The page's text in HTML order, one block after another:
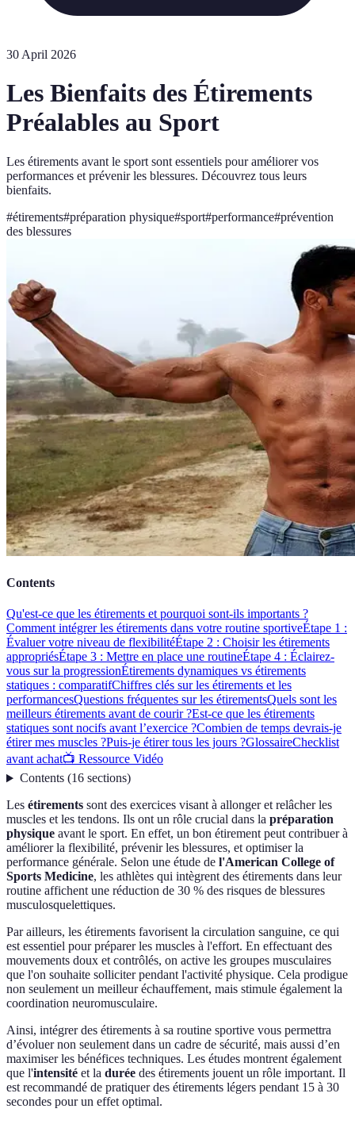
30 April 2026
Les Bienfaits des Étirements
Préalables au Sport
Les étirements avant le sport sont essentiels pour améliorer vos
performances et prévenir les blessures. Découvrez tous leurs
bienfaits.
#étirements#préparation physique#sport#performance#prévention
des blessures
Contents
Qu'est-ce que les étirements et pourquoi sont-ils importants ?
Comment intégrer les étirements dans votre routine sportiveÉtape 1 :
Évaluer votre niveau de flexibilitéÉtape 2 : Choisir les étirements
appropriésÉtape 3 : Mettre en place une routineÉtape 4 : Éclairez-
vous sur la progressionÉtirements dynamiques vs étirements
statiques : comparatifChiffres clés sur les étirements et les
performancesQuestions fréquentes sur les étirementsQuels sont les
meilleurs étirements avant de courir ?Est-ce que les étirements
statiques sont nocifs avant l’exercice ?Combien de temps devrais-je
étirer mes muscles ?Puis-je étirer tous les jours ?GlossaireChecklist
avant achat📺 Ressource Vidéo
Contents(16 sections)
Les étirements sont des exercices visant à allonger et relâcher les
muscles et les tendons. Ils ont un rôle crucial dans la préparation
physique avant le sport. En effet, un bon étirement peut contribuer à
améliorer la flexibilité, prévenir les blessures, et optimiser la
performance générale. Selon une étude de l'American College of
Sports Medicine, les athlètes qui intègrent des étirements dans leur
routine affichent une réduction de 30 % des risques de blessures
musculosquelettiques.
Par ailleurs, les étirements favorisent la circulation sanguine, ce qui
est essentiel pour préparer les muscles à l'effort. En effectuant des
mouvements doux et contrôlés, on active les groupes musculaires
que l'on souhaite solliciter pendant l'activité physique. Cela prodigue
non seulement un meilleur échauffement, mais stimule également la
coordination neuromusculaire.
Ainsi, intégrer des étirements à sa routine sportive vous permettra
d’évoluer non seulement dans un cadre de sécurité, mais aussi d’en
maximiser les bénéfices techniques. Les études montrent également
que l'intensité et la durée des étirements jouent un rôle important. Il
est recommandé de pratiquer des étirements légers pendant 15 à 30
secondes pour un effet optimal.